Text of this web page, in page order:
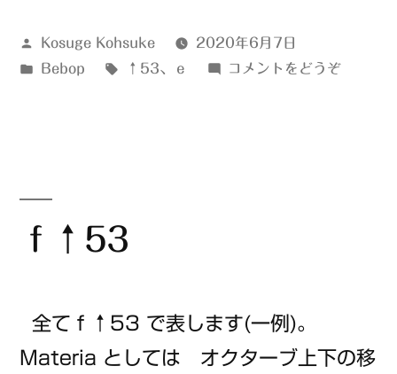
投
稿
Kosuge Kohsuke
2020年6月7日
カ
Bebop
タ
↑53、 ｅ コメントをどうぞ(ｅ
ｆ↑53
全てｆ↑53 で表します(一例)。
Materia としては オクターブ上下の移